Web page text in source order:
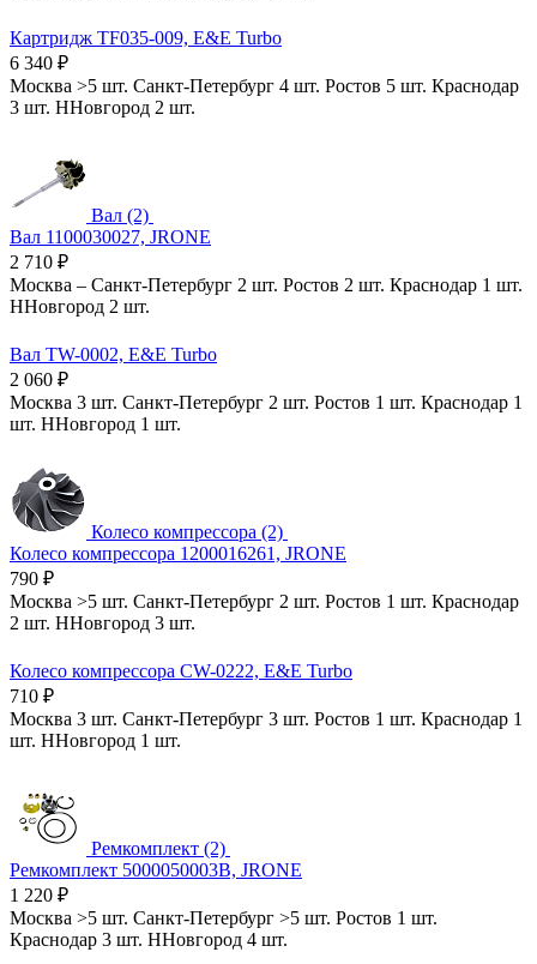
Картридж TF035-009, E&E Turbo
6 340 ₽
Москва >5 шт. Санкт-Петербург 4 шт. Ростов 5 шт. Краснодар
3 шт. ННовгород 2 шт.
Вал (2)
Вал 1100030027, JRONE
2 710 ₽
Москва – Санкт-Петербург 2 шт. Ростов 2 шт. Краснодар 1 шт.
ННовгород 2 шт.
Вал TW-0002, E&E Turbo
2 060 ₽
Москва 3 шт. Санкт-Петербург 2 шт. Ростов 1 шт. Краснодар 1
шт. ННовгород 1 шт.
Колесо компрессора (2)
Колесо компрессора 1200016261, JRONE
790 ₽
Москва >5 шт. Санкт-Петербург 2 шт. Ростов 1 шт. Краснодар
2 шт. ННовгород 3 шт.
Колесо компрессора CW-0222, E&E Turbo
710 ₽
Москва 3 шт. Санкт-Петербург 3 шт. Ростов 1 шт. Краснодар 1
шт. ННовгород 1 шт.
Ремкомплект (2)
Ремкомплект 5000050003B, JRONE
1 220 ₽
Москва >5 шт. Санкт-Петербург >5 шт. Ростов 1 шт.
Краснодар 3 шт. ННовгород 4 шт.